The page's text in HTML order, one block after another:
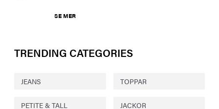
SE MER
TRENDING CATEGORIES
JEANS TOPPAR
PETITE & TALL JACKOR